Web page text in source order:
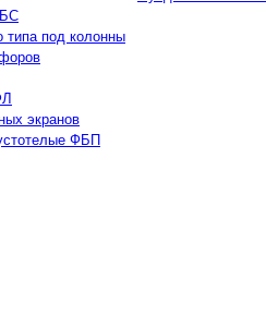
типа под колонны
экранов
ФБП